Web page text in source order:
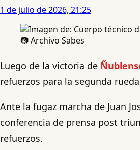
1 de julio de 2026, 21:25
📷 Archivo Sabes
Luego de la victoria de
refuerzos para la segunda
Ante la fugaz marcha de Juan
conferencia de prensa post
refuerzos.